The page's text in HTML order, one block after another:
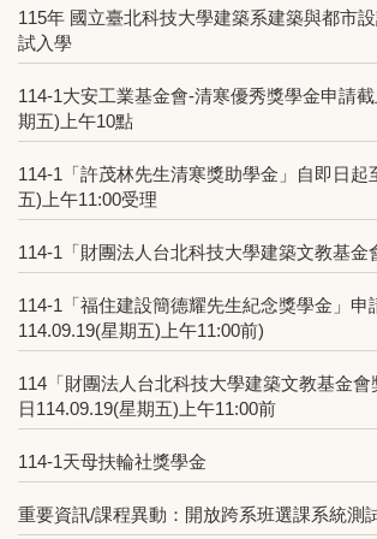
115年 國立臺北科技大學建築系建築與都市
試入學
114-1大安工業基金會-清寒優秀獎學金申請
期五)上午10點
114-1「許茂林先生清寒獎助學金」自即日起
五)上午11:00受理
114-1「財團法人台北科技大學建築文教基金
114-1「福住建設簡德耀先生紀念獎學金」申
114.09.19(星期五)上午11:00前)
114「財團法人台北科技大學建築文教基金會
日114.09.19(星期五)上午11:00前
114-1天母扶輪社獎學金
重要資訊/課程異動：開放跨系班選課系統測